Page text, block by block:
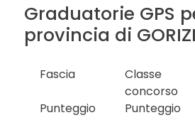
Graduatorie GPS
provincia di
Fascia
Classe
concorso
Punteggio
Punteggio